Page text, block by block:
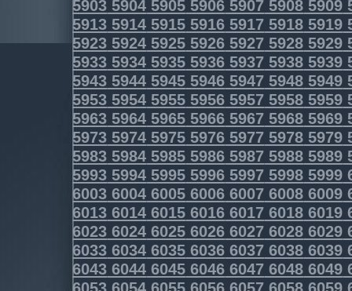
5903 5904 5905 5906 5907 5908 5909
5913 5914 5915 5916 5917 5918 5919
5923 5924 5925 5926 5927 5928 5929
5933 5934 5935 5936 5937 5938 5939
5943 5944 5945 5946 5947 5948 5949
5953 5954 5955 5956 5957 5958 5959
5963 5964 5965 5966 5967 5968 5969
5973 5974 5975 5976 5977 5978 5979
5983 5984 5985 5986 5987 5988 5989
5993 5994 5995 5996 5997 5998 5999
6003 6004 6005 6006 6007 6008 6009
6013 6014 6015 6016 6017 6018 6019
6023 6024 6025 6026 6027 6028 6029
6033 6034 6035 6036 6037 6038 6039
6043 6044 6045 6046 6047 6048 6049